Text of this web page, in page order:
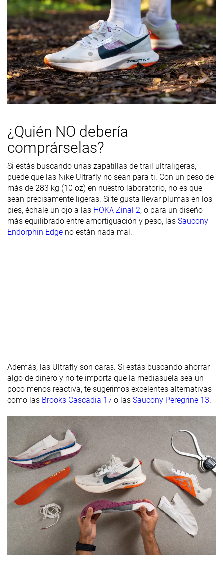
mediasuela
Diferencia de
la rigidez de la
mediasuela
en frío
Pequeña Pequeña Pequeña
Placa Placa de carbono Placa de carbono Placa de
Durabilidad
de la parte
Muy mala Mala Mala
Durabilidad
del acolchado
Alta Alta
Durabilidad
de la suela
exterior
Buena Buena Buena
Transpirabilidad Media Media Baja
Anchura /
Media Ancha
contrafuerte
del talón
Profundidad
del dibujo de
la suela
3.0 mm 3.0 mm 3.0 mm
Altura de la
suela en la
zona del talón
laboratorio
Altura de la
suela en la
zona del talón
marca
36.6 mm
38.0 mm
47.3 mm
49.0 mm
38.1 mm
38.0 mm
Antepié
laboratorio
24.8 mm
29.5 mm
36.7 mm
41.0 mm
27.4 mm
29.5 mm
¿Quién NO debería
comprárselas?
Si estás buscando unas zapatillas de trail ultraligeras,
puede que las Nike Ultrafly no sean para ti. Con un peso de
más de 283 kg (10 oz) en nuestro laboratorio, no es que
sean precisamente ligeras. Si te gusta llevar plumas en los
pies, échale un ojo a las HOKA Zinal 2, o para un diseño
más equilibrado entre amortiguación y peso, las Saucony
Endorphin Edge no están nada mal.
Además, las Ultrafly son caras. Si estás buscando ahorrar
algo de dinero y no te importa que la mediasuela sea un
poco menos reactiva, te sugerimos excelentes alternativas
como las Brooks Cascadia 17 o las Saucony Peregrine 13.